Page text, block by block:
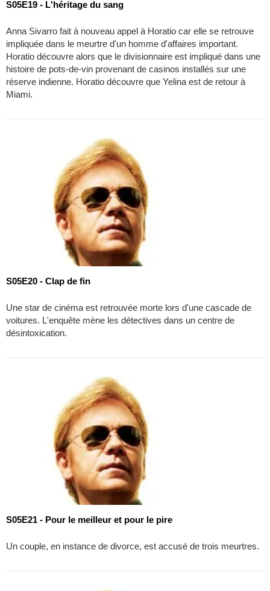
S05E19 - L'héritage du sang
Anna Sivarro fait à nouveau appel à Horatio car elle se retrouve
impliquée dans le meurtre d'un homme d'affaires important.
Horatio découvre alors que le divisionnaire est impliqué dans une
histoire de pots-de-vin provenant de casinos installés sur une
réserve indienne. Horatio découvre que Yelina est de retour à
Miami.
S05E20 - Clap de fin
Une star de cinéma est retrouvée morte lors d'une cascade de
voitures. L'enquête mène les détectives dans un centre de
désintoxication.
S05E21 - Pour le meilleur et pour le pire
Un couple, en instance de divorce, est accusé de trois meurtres.